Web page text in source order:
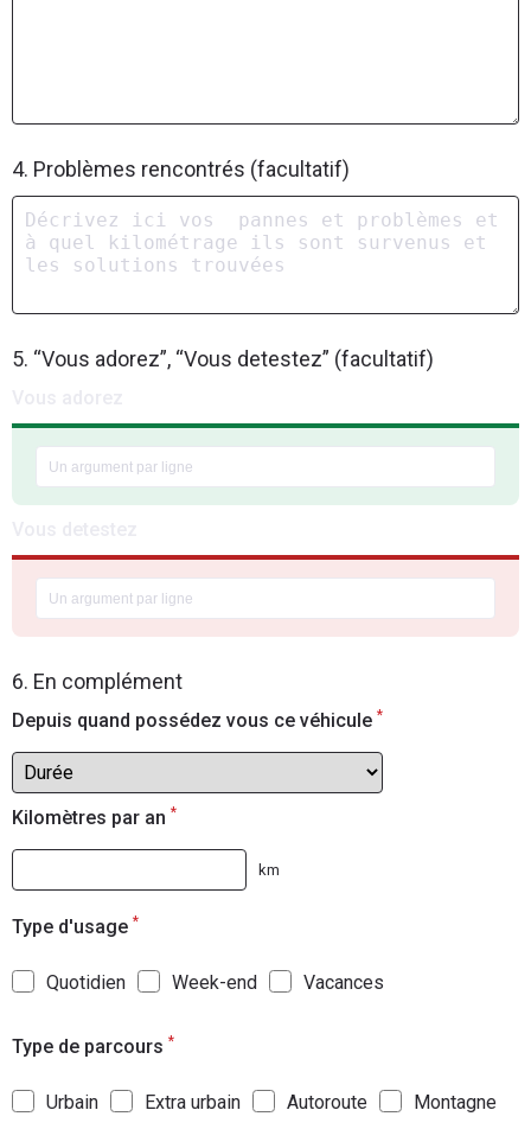
4. Problèmes rencontrés (facultatif)
5. “Vous adorez”, “Vous detestez” (facultatif)
6. En complément
Depuis quand possédez vous ce véhicule *
Kilomètres par an *
km
Type d'usage *
Quotidien Week-end Vacances
Type de parcours *
Urbain Extra urbain Autoroute Montagne